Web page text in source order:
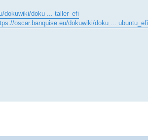
dokuwiki/doku ... taller_efi
oscar.banquise.eu/dokuwiki/doku ... ubuntu_efi